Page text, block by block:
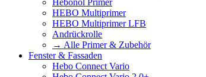
Hebonol Primer
HEBO Multiprimer
HEBO Multiprimer LFB
Andrückrolle
→ Alle Primer & Zubehör
Fenster & Fassaden
Hebo Connect Vario